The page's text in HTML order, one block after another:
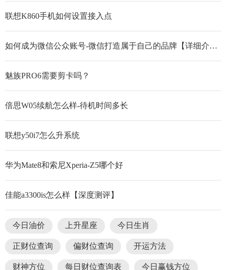
联想K860手机如何设置接入点
如何成为微信公众账号-微信打造属于自己的品牌【详细介绍】
魅族PRO6需要剪卡吗？
倍思W05续航怎么样-待机时间多长
联想y50i7怎么升系统
华为Mate8和索尼Xperia-Z5哪个好
佳能a3300is怎么样【深度测评】
今日油价 上升星座 今日生肖
正财位查询 偏财位查询 开运方法
财神方位 每日财位查询表 今日赢钱方位